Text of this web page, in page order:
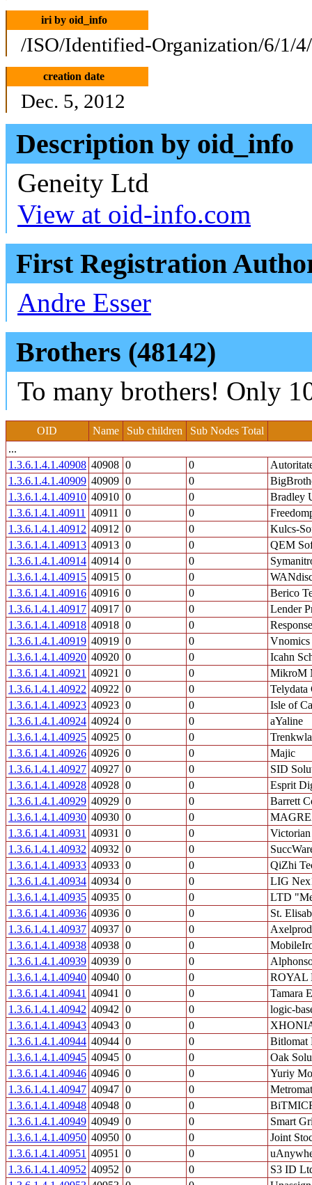
iri by oid_info
/ISO/Identified-Organization/6/1/
creation date
Dec. 5, 2012
Description by oid_info
Geneity Ltd
View at oid-info.com
First Registration
Andre Esser
Brothers (48142)
To many brothers! Only
OID Name Sub children
Sub Nodes Total
...
1.3.6.1.4.1.40908 40908 0 0
1.3.6.1.4.1.40909 40909 0 0
1.3.6.1.4.1.40910 40910 0 0
Bradley
1.3.6.1.4.1.40911
40911 0 0
1.3.6.1.4.1.40912 40912 0 0
Kulcs-
1.3.6.1.4.1.40913 40913 0 0
QEM
1.3.6.1.4.1.40914 40914 0 0
1.3.6.1.4.1.40915 40915 0 0
1.3.6.1.4.1.40916 40916 0 0
Berico
1.3.6.1.4.1.40917 40917 0 0
Lender
1.3.6.1.4.1.40918 40918 0 0
1.3.6.1.4.1.40919 40919 0 0
Vnomics
1.3.6.1.4.1.40920 40920 0 0
Icahn
1.3.6.1.4.1.40921 40921 0 0
MikroM
1.3.6.1.4.1.40922 40922 0 0
Telydata
1.3.6.1.4.1.40923 40923 0 0
Isle of
1.3.6.1.4.1.40924 40924 0 0
aYaline
1.3.6.1.4.1.40925 40925 0 0
1.3.6.1.4.1.40926 40926 0 0
Majic
1.3.6.1.4.1.40927 40927 0 0
SID
1.3.6.1.4.1.40928 40928 0 0
Esprit
1.3.6.1.4.1.40929 40929 0 0
Barrett
1.3.6.1.4.1.40930 40930 0 0
1.3.6.1.4.1.40931 40931 0 0
1.3.6.1.4.1.40932 40932 0 0
1.3.6.1.4.1.40933 40933 0 0
QiZhi
1.3.6.1.4.1.40934 40934 0 0
LIG
1.3.6.1.4.1.40935 40935 0 0
LTD
1.3.6.1.4.1.40936 40936 0 0
St.
1.3.6.1.4.1.40937 40937 0 0
1.3.6.1.4.1.40938 40938 0 0
1.3.6.1.4.1.40939 40939 0 0
1.3.6.1.4.1.40940 40940 0 0
ROYAL
1.3.6.1.4.1.40941 40941 0 0
Tamara
1.3.6.1.4.1.40942 40942 0 0
logic-
1.3.6.1.4.1.40943 40943 0 0
1.3.6.1.4.1.40944 40944 0 0
Bitlomat
1.3.6.1.4.1.40945 40945 0 0
Oak
1.3.6.1.4.1.40946 40946 0 0
Yuriy
1.3.6.1.4.1.40947 40947 0 0
1.3.6.1.4.1.40948 40948 0 0
1.3.6.1.4.1.40949 40949 0 0
Smart
1.3.6.1.4.1.40950 40950 0 0
Joint
1.3.6.1.4.1.40951 40951 0 0
1.3.6.1.4.1.40952 40952 0 0
S3 ID